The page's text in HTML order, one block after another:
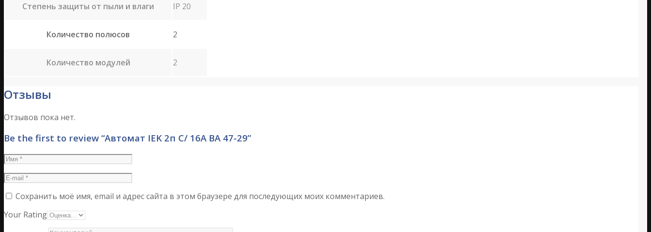
Степень защиты от пыли и влаги IP 20
Количество полюсов 2
Количество модулей 2
Отзывы
Отзывов пока нет.
Be the first to review “Автомат IEK 2п C/ 16А ВА 47-29”
Сохранить моё имя, email и адрес сайта в этом браузере для последующих моих комментариев.
Your Rating